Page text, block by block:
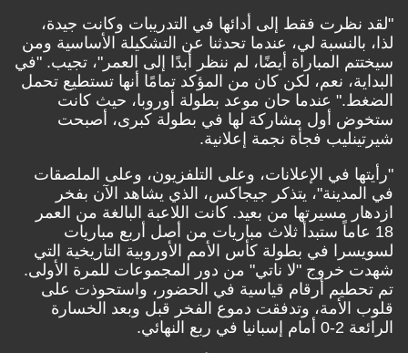
"لقد نظرت فقط إلى أدائها في التدريبات وكانت جيدة،
لذا، بالنسبة لي، عندما تحدثنا عن التشكيلة الأساسية ومن
سيختتم المباراة أيضًا، لم ننظر أبدًا إلى العمر"، تجيب. "في
البداية، نعم، لكن كان من المؤكد تمامًا أنها تستطيع تحمل
الضغط." عندما حان موعد بطولة أوروبا، حيث كانت
ستخوض أول مشاركة لها في بطولة كبرى، أصبحت
شيرتينليب فجأة نجمة إعلانية.
"رأيتها في الإعلانات، وعلى التلفزيون، وعلى الملصقات
في المدينة"، يتذكر جيجاكس، الذي يشاهد الآن بفخر
ازدهار مسيرتها من بعيد. كانت اللاعبة البالغة من العمر
18 عاماً ستبدأ ثلاث مباريات من أصل أربع مباريات
لسويسرا في بطولة كأس الأمم الأوروبية التاريخية التي
شهدت خروج "لا ناتي" من دور المجموعات للمرة الأولى.
تم تحطيم أرقام قياسية في الحضور، واستحوذت على
قلوب الأمة، وتدفقت دموع الفخر قبل وبعد الخسارة
الرائعة 2-0 أمام إسبانيا في ربع النهائي.